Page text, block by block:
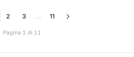
2 3 … 11
Pagina 1 di 11